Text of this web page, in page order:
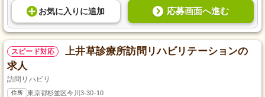
お気に入り に追加 応募画面へ進む
スピード対応
上井草診療所訪問リハビリテーションの
求人
訪問リハビリ
住所 東京都杉並区今川3-30-10